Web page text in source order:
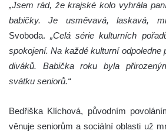
„Jsem rád, že krajské kolo vyhrála
babičky. Je usměvavá, laskavá,
Svoboda.„Celá série kulturních
spokojení. Na každé kulturní odpoledne
diváků. Babička roku byla
svátku seniorů.“
Bedřiška Klíchová, původním
věnuje seniorům a sociální oblasti už